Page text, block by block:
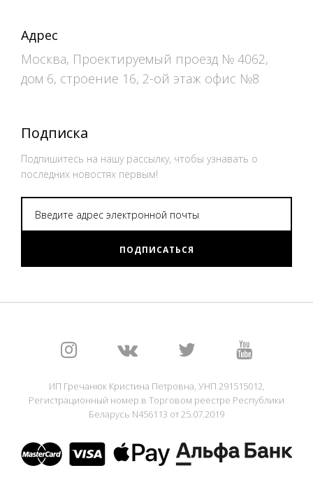
Адрес
Москва, Проектируемый проезд № 4062,
дом 6, строение 16, 2-ой этаж офис №8
Подписка
Подпишитесь на нашу рассылку, чтобы узнавать о
последних новостях первым!
ПОДПИСАТЬСЯ
ИП Гречанюк Кристина Петровна, УНП 291515012,
Регистрационный номер в Торговом реестре Республики
Беларусь N456113 от 25.07.2019